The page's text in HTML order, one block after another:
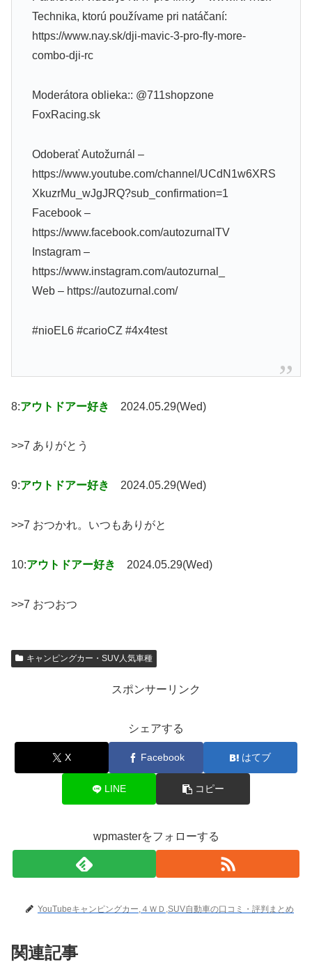
Technika, ktorú používame pri natáčaní:
https://www.nay.sk/dji-mavic-3-pro-fly-more-
combo-dji-rc
Moderátora oblieka:: @711shopzone
FoxRacing.sk
Odoberať Autožurnál –
https://www.youtube.com/channel/UCdN1w6XRS
XkuzrMu_wJgJRQ?sub_confirmation=1
Facebook –
https://www.facebook.com/autozurnalTV
Instagram –
https://www.instagram.com/autozurnal_
Web – https://autozurnal.com/
#nioEL6 #carioCZ #4x4test
8:アウトドアー好き 2024.05.29(Wed)
>>7 ありがとう
9:アウトドアー好き 2024.05.29(Wed)
>>7 おつかれ。いつもありがと
10:アウトドアー好き 2024.05.29(Wed)
>>7 おつおつ
キャンピングカー・SUV人気車種
スポンサーリンク
シェアする
X Facebook はてブ
LINE コピー
wpmasterをフォローする
YouTubeキャンピングカー,４ＷＤ,SUV自動車の口コミ・評判まとめ
関連記事